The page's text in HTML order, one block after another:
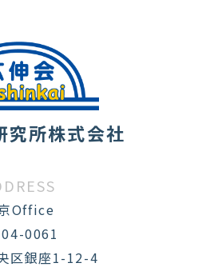
究所株式会社
Office
0061
区銀座1-12-4